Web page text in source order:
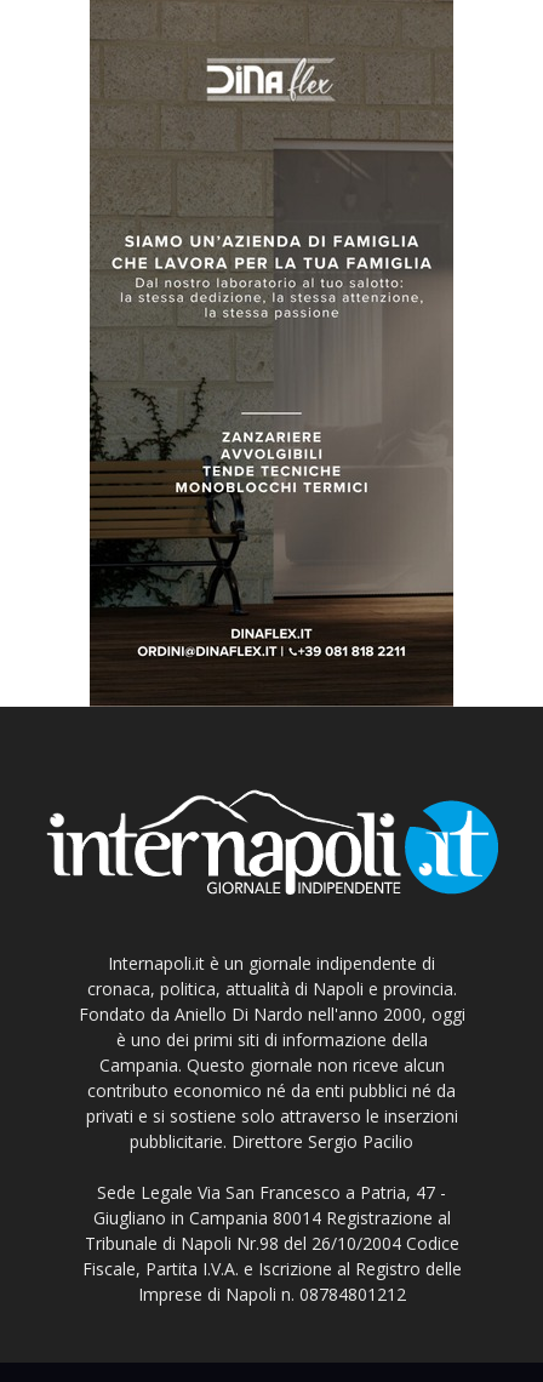
Internapoli.it è un giornale indipendente di
cronaca, politica, attualità di Napoli e provincia.
Fondato da Aniello Di Nardo nell'anno 2000, oggi
è uno dei primi siti di informazione della
Campania. Questo giornale non riceve alcun
contributo economico né da enti pubblici né da
privati e si sostiene solo attraverso le inserzioni
pubblicitarie. Direttore Sergio Pacilio
Sede Legale Via San Francesco a Patria, 47 -
Giugliano in Campania 80014 Registrazione al
Tribunale di Napoli Nr.98 del 26/10/2004 Codice
Fiscale, Partita I.V.A. e Iscrizione al Registro delle
Imprese di Napoli n. 08784801212